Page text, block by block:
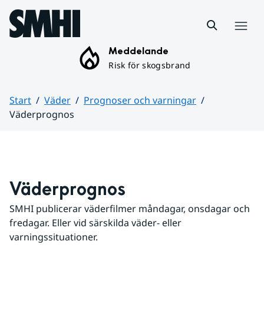
Hoppa till sidans innehåll
Meddelande
Risk för skogsbrand
Start Väder
Prognoser och varningar
Väderprognos
Väderprognos
SMHI publicerar väderfilmer måndagar, onsdagar och
fredagar. Eller vid särskilda väder- eller
varningssituationer.